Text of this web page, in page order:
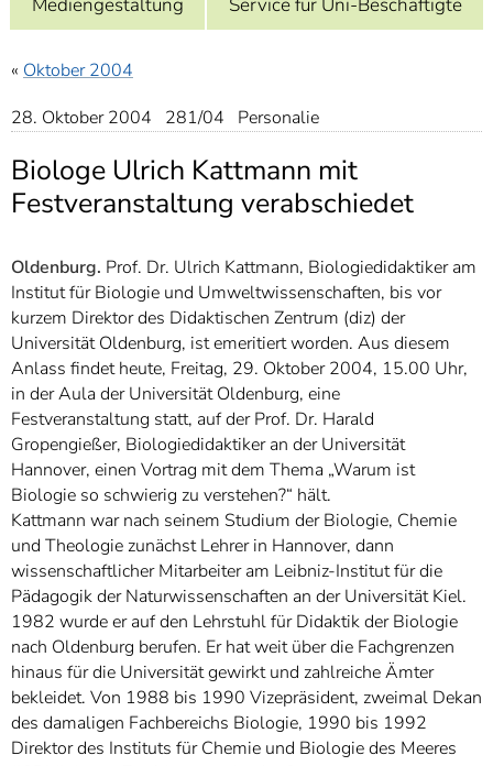
7]
Informationen zur
« Oktober 2004
28. Oktober 2004 281/04 Personalie
Biologe Ulrich Kattmann mit
Festveranstaltung verabschiedet
Oldenburg. Prof. Dr. Ulrich Kattmann, Biologiedidaktiker am
Institut für Biologie und Umweltwissenschaften, bis vor
kurzem Direktor des Didaktischen Zentrum (diz) der
Universität Oldenburg, ist emeritiert worden. Aus diesem
Anlass findet heute, Freitag, 29. Oktober 2004, 15.00 Uhr,
in der Aula der Universität Oldenburg, eine
Festveranstaltung statt, auf der Prof. Dr. Harald
Gropengießer, Biologiedidaktiker an der Universität
Hannover, einen Vortrag mit dem Thema „Warum ist
Biologie so schwierig zu verstehen?“ hält.
Kattmann war nach seinem Studium der Biologie, Chemie
und Theologie zunächst Lehrer in Hannover, dann
wissenschaftlicher Mitarbeiter am Leibniz-Institut für die
Pädagogik der Naturwissenschaften an der Universität Kiel.
1982 wurde er auf den Lehrstuhl für Didaktik der Biologie
nach Oldenburg berufen. Er hat weit über die Fachgrenzen
hinaus für die Universität gewirkt und zahlreiche Ämter
bekleidet. Von 1988 bis 1990 Vizepräsident, zweimal Dekan
des damaligen Fachbereichs Biologie, 1990 bis 1992
Direktor des Instituts für Chemie und Biologie des Meeres